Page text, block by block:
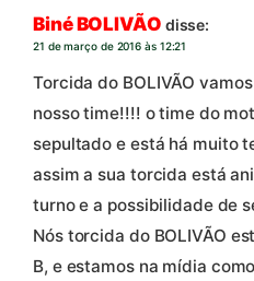
Biné BOLIVÃO disse:
21 de março de 2016 às 12:21
Torcida do BOLIVÃO
nosso time!!!! o time do
sepultado e está há muito
assim a sua torcida está
turno e a possibilidade de
Nós torcida do BOLIVÃO
B, e estamos na mídia